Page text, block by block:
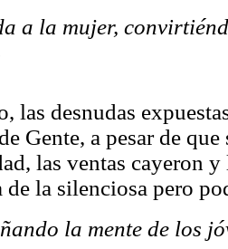
a la mujer,
las desnudas
Gente, a pesar de
las ventas cayeron
de la silenciosa pero
la mente de los